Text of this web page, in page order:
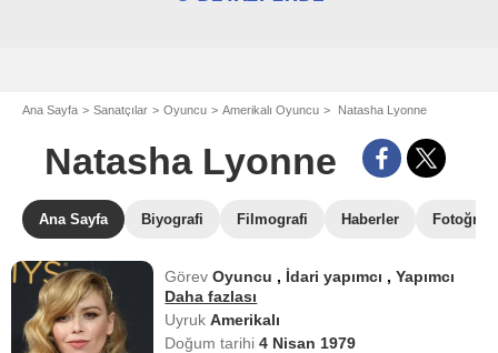
Ana Sayfa Sanatçılar Oyuncu Amerikalı Oyuncu Natasha Lyonne
Natasha Lyonne
Ana Sayfa Biyografi Filmografi Haberler
GörevOyuncu , İdari yapımcı ,Yapımcı
Daha fazlası
UyrukAmerikalı
Doğum tarihi4 Nisan 1979